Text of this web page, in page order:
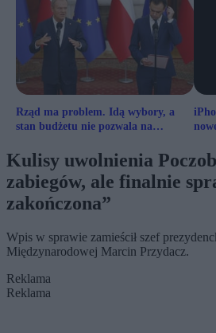
Rząd ma problem. Idą wybory, a
stan budżetu nie pozwala na
Kulisy uwolnienia
zabiegów, ale finalnie
zakończona”
Wpis w sprawie zamieścił szef
Międzynarodowej Marcin Przydacz.
Reklama
Reklama